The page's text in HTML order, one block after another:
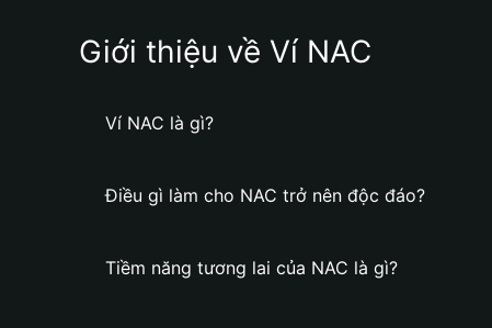
Giới thiệu về Ví NAC
Ví NAC là gì?
Điều gì làm cho NAC trở nên độc đáo?
Tiềm năng tương lai của NAC là gì?